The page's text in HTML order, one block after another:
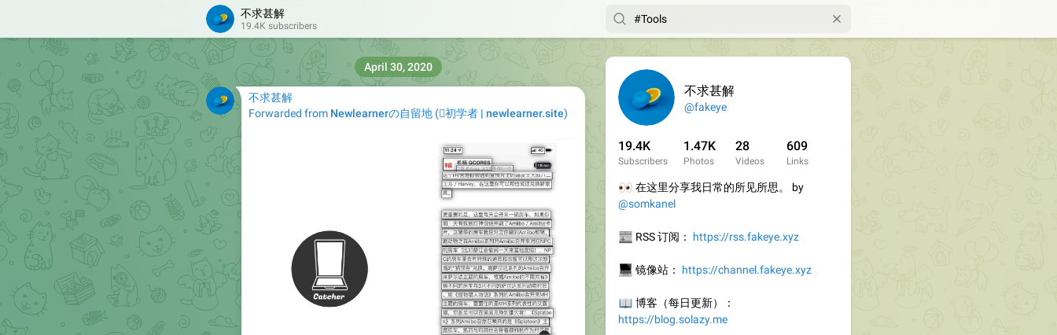
不求甚解
@fakeye
19.4K
Subscribers
1.47K
Photos
28
Videos
609
Links
👀在这里分享我日常的所见所思。 by
@somkanel
📰RSS 订阅： https://rss.fakeye.xyz
💻镜像站： https://channel.fakeye.xyz
📖博客（每日更新）：
https://blog.solazy.me
不求甚解
19.4K subscribers
不求甚解
Forwarded from Newlearnerの自留地 (初学者 | newlearner.site)
April 30, 2020